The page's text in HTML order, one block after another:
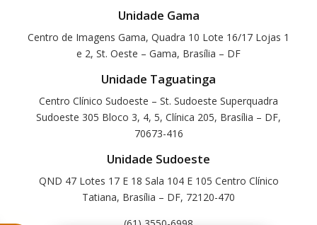
Unidade Gama
Centro de Imagens Gama, Quadra 10 Lote 16/17 Lojas 1
e 2, St. Oeste – Gama, Brasília – DF
Unidade Taguatinga
Centro Clínico Sudoeste – St. Sudoeste Superquadra
Sudoeste 305 Bloco 3, 4, 5, Clínica 205, Brasília – DF,
70673-416
Unidade Sudoeste
QND 47 Lotes 17 E 18 Sala 104 E 105 Centro Clínico
Tatiana, Brasília – DF, 72120-470